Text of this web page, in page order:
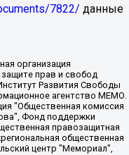
7822/ данные
дом "Новая глава", Айнбиндер Александра Александровна, Московский комьюнити-центр для ЛГБТ+инициатив, Благотворительный фонд развития филантропии, Deutsche Welle (Германия, Kurt-Schumacher-Strasse 3, 53113 Bonn), Борзунова Мария Михайловна, Воробьев Виктор Викторович, Голубева Анна Львовна, Константинова Алла Михайловна, Малкова Ирина Владимировна, Мурадов Мурад Абдулгалимович, Осетинская Елизавета Николаевна, Понасенков Евгений Николаевич, Ганапольский Матвей Юрьевич, Киселев Евгений Алексеевич, Борухович Ирина Григорьевна, Дремин Иван Тимофеевич, Дубровский Дмитрий Викторович, Красноярская региональная общественная организация поддержки и развития альтернативных образовательных технологий и межкультурных коммуникаций "ИНТЕРРА", Маяковская Екатерина Алексеевна, Фейгин Марк Захарович, Филимонов Андрей Викторович, Дзугкоева Регина Николаевна, Доброхотов Роман Александрович, Дудь Юрий Александрович, Елкин Сергей Владимирович, Кругликов Кирилл Игоревич, Сабунаева Мария Леонидовна, Семенов Алексей Владимирович, Шаинян Карен Багратович, Шульман Екатерина Михайловна, Асафьев Артур Валерьевич, Вахштайн Виктор Семенович, Венедиктов Алексей Алексеевич, Лушникова Екатерина Евгеньевна, Волков Леонид Михайлович, Невзоров Александр Глебович, Пархоменко Сергей Борисович, Сироткин Ярослав Николаевич, Кара-Мурза Владимир Владимирович, Баранова Наталья Владимировна, Гозман Леонид Яковлевич, Кагарлицкий Борис Юльевич, Климарев Михаил Валерьевич, Милов Владимир Станиславович, Автономная некоммерческая организация Краснодарский центр современного искусства "Типография", Моргенштерн Алишер Тагирович, Соболь Любовь Эдуардовна, Общество с ограниченной ответственностью "ЛИЗА НОРМ", Каспаров Гарри Кимович, Ходорковский Михаил Борисович, Общество с ограниченной ответственностью "Апрельские тезисы", Данилович Ирина Брониславовна, Кашин Олег Владимирович, Петров Николай Владимирович, Пивоваров Алексей Владимирович, Соколов Михаил Владимирович, Цветкова Юлия Владимировна, Чичваркин Евгений Александрович, Комитет против пыток/Команда против пыток, Общество с ограниченной ответственностью "Первый научный", Общество с ограниченной ответственностью "Вертолет и ко", Белоцерковская Вероника Борисовна, Кац Максим Евгеньевич, Лазарева Татьяна Юрьевна, Шаведдинов Руслан Табризович, Яшин Илья Валерьевич, Общество с ограниченной ответственностью "Иноагент ААВ", Алешковский Дмитрий Петрович, Альбац Евгения Марковна, Быков Дмитрий Львович, Галямина Юлия Евгеньевна, Лойко Сергей Леонидович, Мартынов Кирилл Константинович, Медведев Сергей Александрович, Крашенинников Федор Геннадиевич, Гордеева Катерина Вл